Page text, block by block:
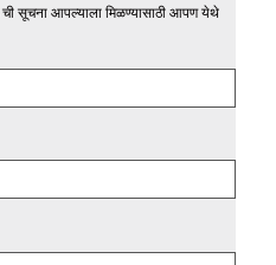
सूचना आपल्याला मिळण्यासाठी आपण येथे